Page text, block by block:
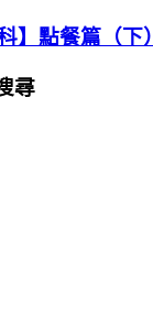
】點餐篇（下）
尋